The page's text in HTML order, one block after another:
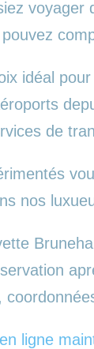
voyager
idéal
de
nos
ligne